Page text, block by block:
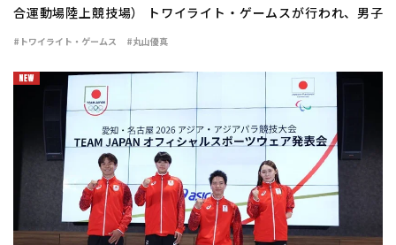
合運動場陸上競技場） トワイライト・ゲームスが行われ、男子
110mハードルに十種競技日本記録保持者の丸山優真（住友電工）
#トワイライト・ゲームス #丸山優真